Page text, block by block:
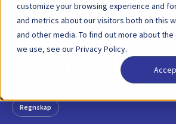
customize your browsing experience and
and metrics about our visitors both on this
and other media. To find out more about
we use, see our Privacy Policy.
[Infografikk]
kostnadene
Regnskap